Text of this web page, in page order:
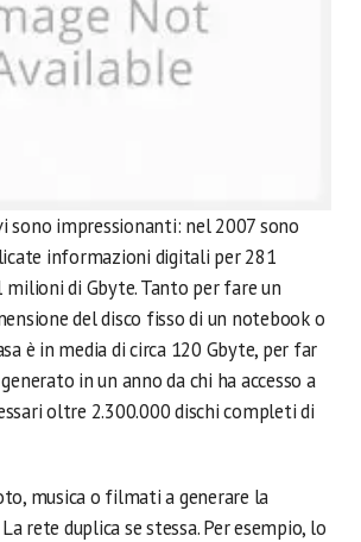
sono impressionanti: nel 2007 sono
informazioni digitali per 281
milioni di Gbyte. Tanto per fare un
del disco fisso di un notebook o
è in media di circa 120 Gbyte, per far
in un anno da chi ha accesso a
oltre 2.300.000 dischi completi di
musica o filmati a generare la
rete duplica se stessa. Per esempio, lo